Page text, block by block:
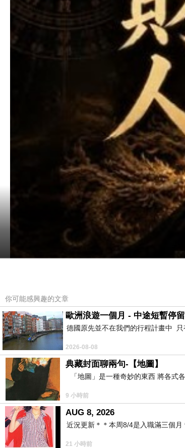
你可能感興趣的文章
歐洲浪遊一個月 - 中途短暫停
德國原先並不在我們的行程計畫中
2026-08-08
典藏封面聊兩句-【地圖】
「地圖」是一種奇妙的東西 將各式
9 小時前
AUG 8, 2026
近況更新＊＊本周8/4是入職滿三個
21 小時前